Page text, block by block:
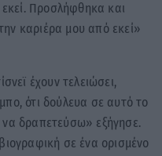
εκεί. Προσλήφθηκα και
καριέρα μου από εκεί»
έχουν τελειώσει,
ότι δούλευα σε αυτό το
να δραπετεύσω» εξήγησε.
σε ένα ορισμένο